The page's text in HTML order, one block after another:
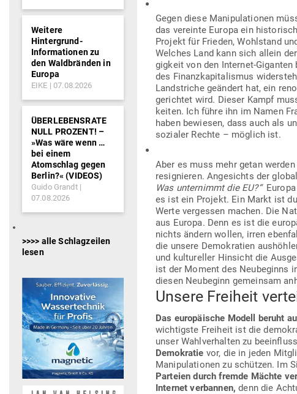
Gegen diese Mani­pu­la­tionen
das ver­einte Europa ein
Projekt für Frieden, Wohl­stand
Welches Land kann sich allein
gigkeit von den Internet-
des Finanz­ka­pi­ta­lismus
Land­striche geändert hat, ein
ge­richtet wird. Dieser Kampf
keiten. Ich führe ihn im Namen
haben bewiesen, dass auch als
sozialer Rechte – möglich ist.
Aber es muss mehr getan
resi­gnieren. Ange­sichts der
Was unter­nimmt die EU?“
es ist ein Projekt. Ein Markt ist
Werte ver­gessen machen. Die
aus Europa. Denn es ist die
nichts ändern wollen, irren
die unsere Demo­kratien
und kul­tu­reller Hin­sicht die
ist der Moment des Neu­be­ginns
diesen Neu­beginn gemeinsam
Unsere Freiheit
Das euro­päische Modell beruht
wich­tigste Freiheit ist die
unser Wahl­ver­halten zu
Demo­kratie vor, die in jeden
Mani­pu­la­tionen zu schützen. Im
Par­teien durch fremde Mächte
Internet ver­bannen, denn die
Weitere
Hintergrund-
Informationen zu
den Waldbränden in
Europa
EIKE 07.08.2026
ÜBERLEBENSRATE
NULL PROZENT! –
»Was wäre wenn …
bei einem
Atomschlag gegen
Berlin?« (VIDEOS)
Guido Grandt
07.08.2026
>>>> alle Schlagzeilen
lesen